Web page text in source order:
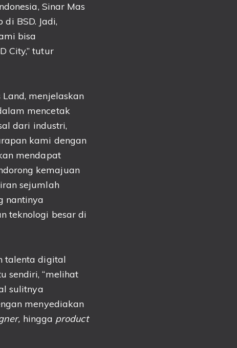
Sinar Mas
BSD. Jadi,
bisa
City,” tutur
menjelaskan
mencetak
dari industri,
kami dengan
mendapat
kemajuan
sejumlah
nantinya
teknologi besardi
talenta digital
sendiri, “melihat
sulitnya
menyediakan
hingga product